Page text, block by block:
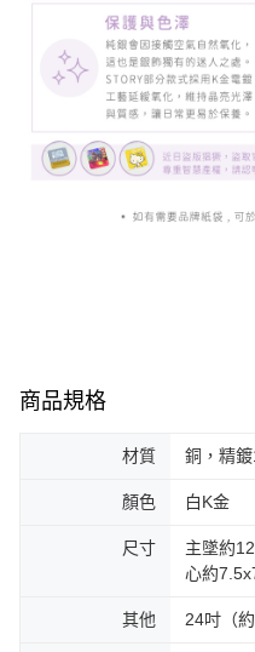
商品規格
材質 銅，精
顏色 白K金
尺寸
主墜約
心約
其他 24吋（